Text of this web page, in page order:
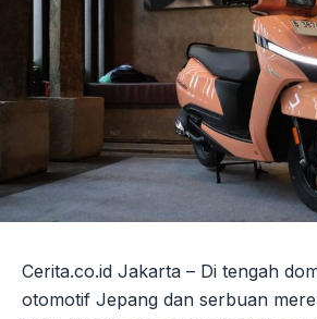
Cerita.co.id Jakarta – Di tengah
otomotif Jepang dan serbuan